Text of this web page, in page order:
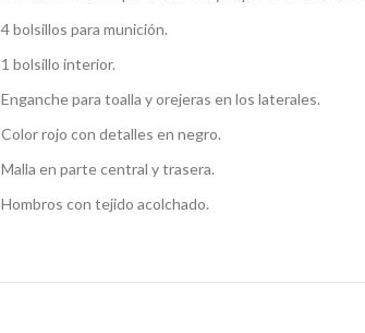
4 bolsillos para munición.
1 bolsillo interior.
Enganche para toalla y orejeras en los laterales.
Color rojo con detalles en negro.
Malla en parte central y trasera.
Hombros con tejido acolchado.